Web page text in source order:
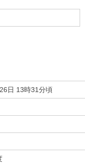
日 13時31分頃